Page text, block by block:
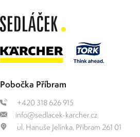
Pobočka Příbram
+420 318 626 915
info@sedlacek-karcher.cz
ul. Hanuše Jelínka, Příbram 261 01